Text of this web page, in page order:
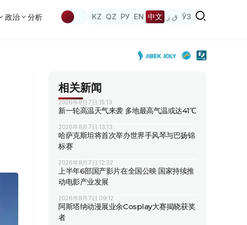
政治 分析 KZ QZ РУ EN 中文 ق ز ЎЗ
相关新闻
2026年8月7日 15:13
新一轮高温天气来袭 多地最高气温或达41℃
2026年8月7日 13:13
哈萨克斯坦将首次举办世界手风琴与巴扬锦
标赛
2026年8月7日 12:32
上半年6部国产影片在全国公映 国家持续推
动电影产业发展
2026年8月7日 09:12
阿斯塔纳动漫展业余Cosplay大赛揭晓获奖
者